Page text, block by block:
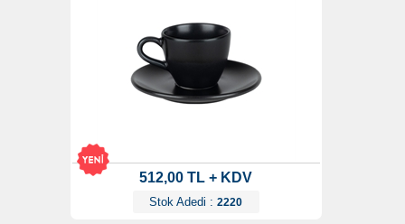
512,00 TL + KDV
Stok Adedi : 2220